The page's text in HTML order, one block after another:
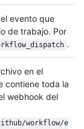
evento que
de trabajo. Por
.
en el
contiene toda la
webhook del
workflow/e